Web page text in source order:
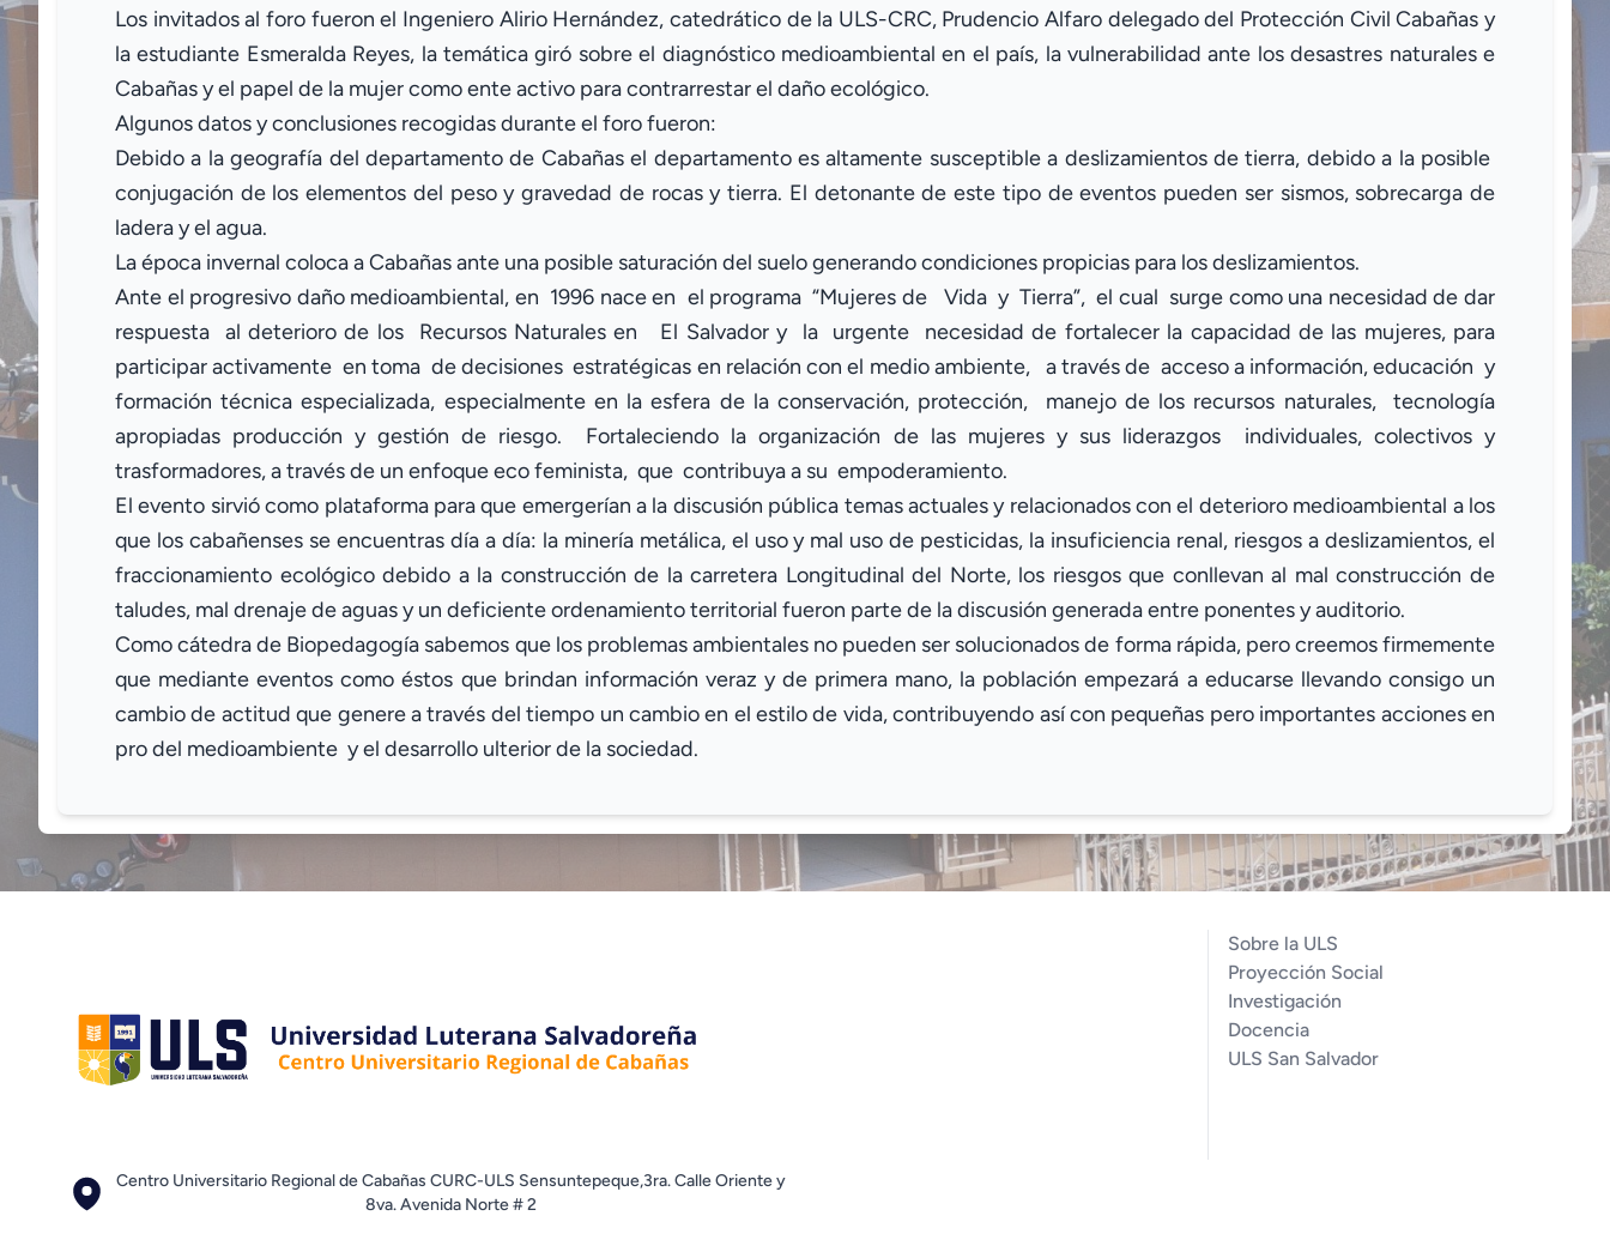
Los invitados al foro fueron el Ingeniero Alirio Hernández, catedrático de la ULS-CRC, Prudencio Alfaro delegado del Protección Civil Cabañas y
la estudiante Esmeralda Reyes, la temática giró sobre el diagnóstico medioambiental en el país, la vulnerabilidad ante los desastres naturales e
Cabañas y el papel de la mujer como ente activo para contrarrestar el daño ecológico.
Algunos datos y conclusiones recogidas durante el foro fueron:
Debido a la geografía del departamento de Cabañas el departamento es altamente susceptible a deslizamientos de tierra, debido a la posible
conjugación de los elementos del peso y gravedad de rocas y tierra. El detonante de este tipo de eventos pueden ser sismos, sobrecarga de
ladera y el agua.
La época invernal coloca a Cabañas ante una posible saturación del suelo generando condiciones propicias para los deslizamientos.
Ante el progresivo daño medioambiental, en 1996 nace en el programa “Mujeres de Vida y Tierra”, el cual surge como una necesidad de dar
respuesta al deterioro de los Recursos Naturales en El Salvador y la urgente necesidad de fortalecer la capacidad de las mujeres, para
participar activamente en toma de decisiones estratégicas en relación con el medio ambiente, a través de acceso a información, educación y
formación técnica especializada, especialmente en la esfera de la conservación, protección, manejo de los recursos naturales, tecnología
apropiadas producción y gestión de riesgo. Fortaleciendo la organización de las mujeres y sus liderazgos individuales, colectivos y
trasformadores, a través de un enfoque eco feminista, que contribuya a su empoderamiento.
El evento sirvió como plataforma para que emergerían a la discusión pública temas actuales y relacionados con el deterioro medioambiental a los
que los cabañenses se encuentras día a día: la minería metálica, el uso y mal uso de pesticidas, la insuficiencia renal, riesgos a deslizamientos, el
fraccionamiento ecológico debido a la construcción de la carretera Longitudinal del Norte, los riesgos que conllevan al mal construcción de
taludes, mal drenaje de aguas y un deficiente ordenamiento territorial fueron parte de la discusión generada entre ponentes y auditorio.
Como cátedra de Biopedagogía sabemos que los problemas ambientales no pueden ser solucionados de forma rápida, pero creemos firmemente
que mediante eventos como éstos que brindan información veraz y de primera mano, la población empezará a educarse llevando consigo un
cambio de actitud que genere a través del tiempo un cambio en el estilo de vida, contribuyendo así con pequeñas pero importantes acciones en
pro del medioambiente y el desarrollo ulterior de la sociedad.
Sobre la ULS
Proyección Social
Investigación
Docencia
ULS San Salvador
Centro Universitario Regional de Cabañas CURC-ULS Sensuntepeque,3ra. Calle Oriente y
8va. Avenida Norte # 2